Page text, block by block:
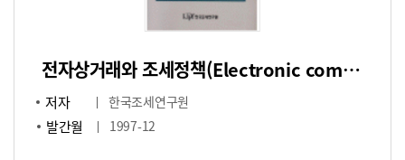
전자상거래와 조세정책(Electronic commerce and taxation)
저자 한국조세연구원
발간월 1997-12